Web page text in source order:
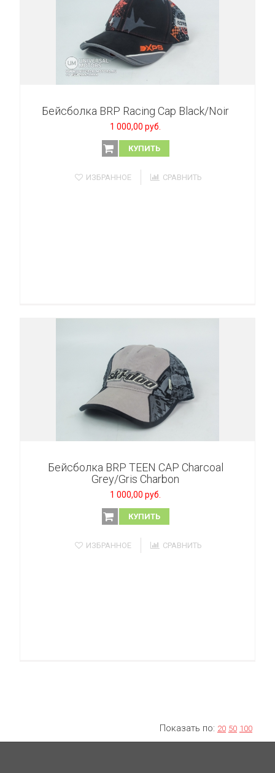
Бейсболка BRP Racing Cap Black/Noir
1 000,00 руб.
КУПИТЬ
ИЗБРАННОЕ СРАВНИТЬ
Бейсболка BRP TEEN CAP Charcoal
Grey/Gris Charbon
1 000,00 руб.
КУПИТЬ
ИЗБРАННОЕ СРАВНИТЬ
Показать по: 20 50 100